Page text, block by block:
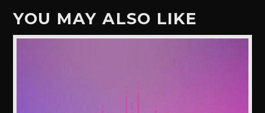
YOU MAY ALSO LIKE